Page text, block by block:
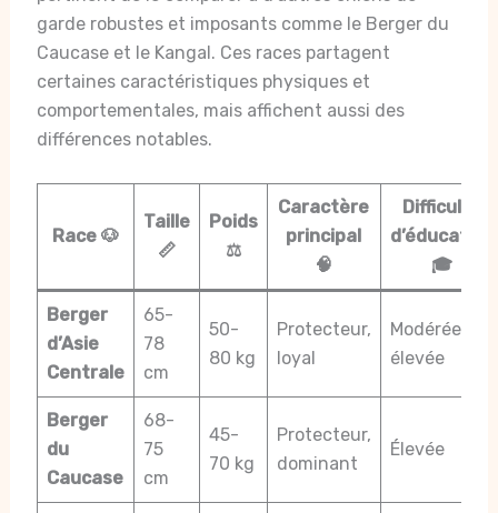
garde robustes et imposants comme le Berger du
Caucase et le Kangal. Ces races partagent
certaines caractéristiques physiques et
comportementales, mais affichent aussi des
différences notables.
Race 🐶
Taille
📏
Poids
⚖️
Caractère
principal
🧠
Difficulté
d’éducation
🎓
Berger
d’Asie
Centrale
65-
78
cm
50-
80 kg
Protecteur,
loyal
Modérée à
élevée
Berger
du
Caucase
68-
75
cm
45-
70 kg
Protecteur,
dominant
Élevée